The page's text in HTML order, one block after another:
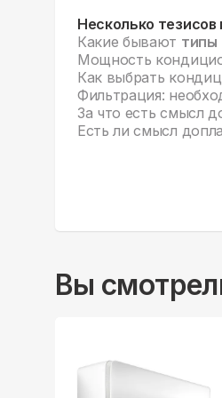
Несколько тезисов
Какие бывают типы
Мощность
Как выбрать
Фильтрация:
За что есть смысл
Есть ли смысл
Вы